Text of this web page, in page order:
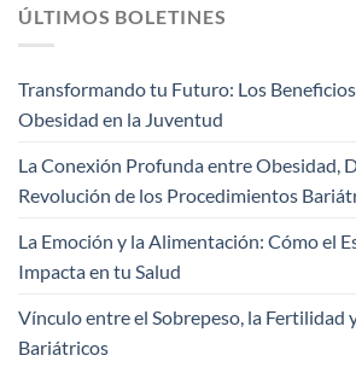
ÚLTIMOS BOLETINES
Transformando tu Futuro: Los
Obesidad en la Juventud
La Conexión Profunda entre Obesidad,
Revolución de los Procedimientos
La Emoción y la Alimentación: Cómo el
Impacta en tu Salud
Vínculo entre el Sobrepeso, la Fertilidad
Bariátricos